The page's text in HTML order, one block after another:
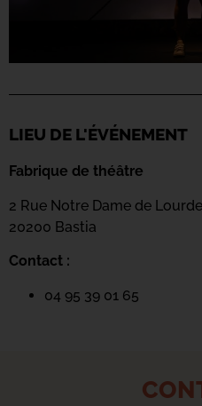
LIEU DE L'ÉVÉNEMENT
Fabrique de théâtre
2 Rue Notre Dame de
20200 Bastia
Contact :
04 95 39 01 65